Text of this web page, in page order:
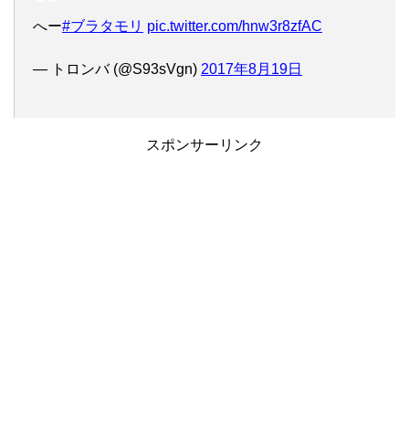
へー#ブラタモリ pic.twitter.com/hnw3r8zfAC
— トロンバ (@S93sVgn) 2017年8月19日
スポンサーリンク